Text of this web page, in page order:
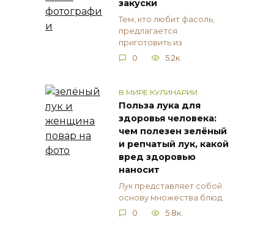
закуски
Тем, кто любит фасоль,
предлагается
приготовить из
0
5.2к.
В МИРЕ КУЛИНАРИИ
Польза лука для
здоровья человека:
чем полезен зелёный
и репчатый лук, какой
вред здоровью
наносит
Лук представляет собой
основу множества блюд.
0
5.8к.